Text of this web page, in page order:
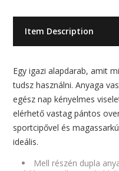
Item Description
Egy igazi alapdarab, amit
tudsz használni. Anyaga
egész nap kényelmes
elérhető vastag pántos
sportcipővel és
ideális.
Mell részén dupla